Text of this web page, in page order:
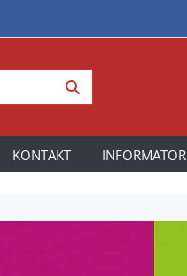
KONTAKT INFORMATOR